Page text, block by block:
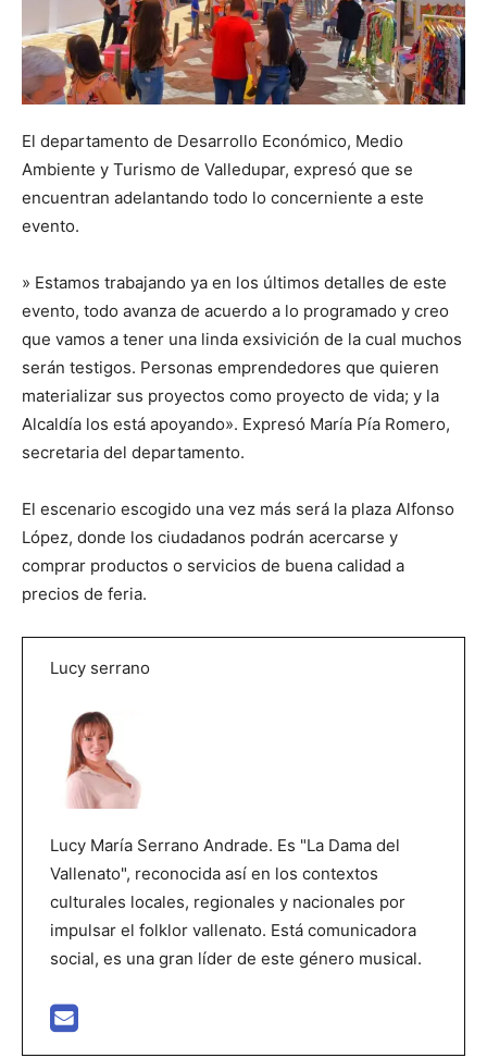
El departamento de Desarrollo Económico, Medio
Ambiente y Turismo de Valledupar, expresó que se
encuentran adelantando todo lo concerniente a este
evento.
» Estamos trabajando ya en los últimos detalles de este
evento, todo avanza de acuerdo a lo programado y creo
que vamos a tener una linda exsivición de la cual muchos
serán testigos. Personas emprendedores que quieren
materializar sus proyectos como proyecto de vida; y la
Alcaldía los está apoyando». Expresó María Pía Romero,
secretaria del departamento.
El escenario escogido una vez más será la plaza Alfonso
López, donde los ciudadanos podrán acercarse y
comprar productos o servicios de buena calidad a
precios de feria.
Lucy serrano
Lucy María Serrano Andrade. Es "La Dama del
Vallenato", reconocida así en los contextos
culturales locales, regionales y nacionales por
impulsar el folklor vallenato. Está comunicadora
social, es una gran líder de este género musical.